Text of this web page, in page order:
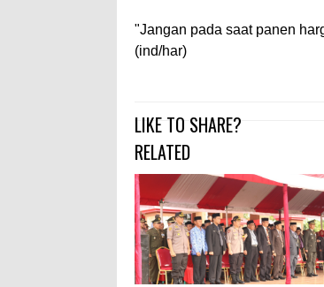
"Jangan pada saat panen
(ind/har)
LIKE TO SHARE?
RELATED